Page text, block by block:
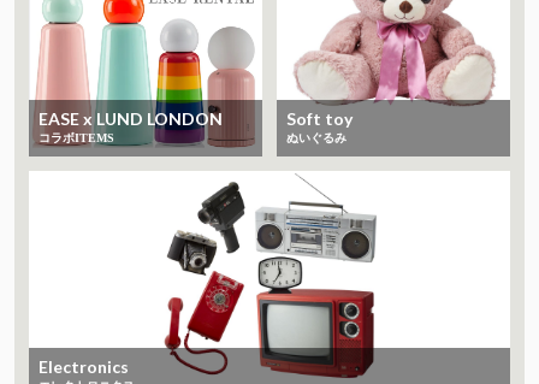
EASE x LUND LONDON
コラボITEMS
Soft toy
ぬいぐるみ
Electronics